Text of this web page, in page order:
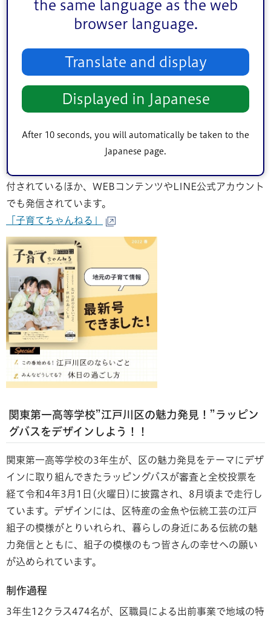
長引くコロナ禍で関心も高い「休日の過ごし方」につい
て、区在住のファミリーを対象にしたアンケートをもとに
特集されています。子どもも大人も楽しく「休日を過ご
す」魅力的なお出かけスポットとして、23区で公園面積最
大を誇る江戸川区ならではのさまざまな公園などもランキ
ングやエリア別に紹介されています。
発行・配置場所等
「子育てちゃんねる」は春号と秋号の年2回発行され、区役
所、区内図書館、子育てひろば、私立幼稚園などで設置配
付されているほか、WEBコンテンツやLINE公式アカウント
でも発信されています。
「子育てちゃんねる」
関東第一高等学校”江戸川区の魅力発見！”ラッピン
グバスをデザインしよう！！
関東第一高等学校の3年生が、区の魅力発見をテーマにデザ
インに取り組んできたラッピングバスが審査と全校投票を
経て令和4年3月1日(火曜日)に披露され、8月頃まで走行し
ています。デザインには、区特産の金魚や伝統工芸の江戸
組子の模様がとりいれられ、暮らしの身近にある伝統の魅
力発信とともに、組子の模様のもつ皆さんの幸せへの願い
が込められています。
制作過程
3年生12クラス474名が、区職員による出前事業で地域の特